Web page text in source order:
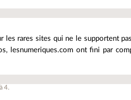
rares sites qui ne le supportent
lesnumeriques.com ont fini par
4.